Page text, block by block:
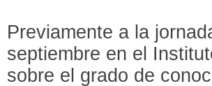
Previamente a la
septiembre en el
sobre el grado de